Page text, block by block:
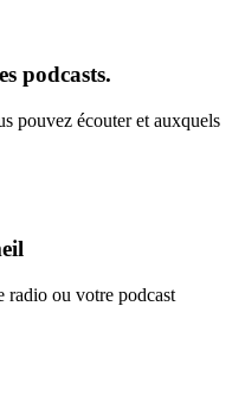
podcasts.
pouvez écouter et auxquels
radio ou votre podcast